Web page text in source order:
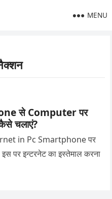
MENU
से Computer पर
चलाएं?
in Pc Smartphone पर
पर इन्टरनेट का इस्तेमाल करना